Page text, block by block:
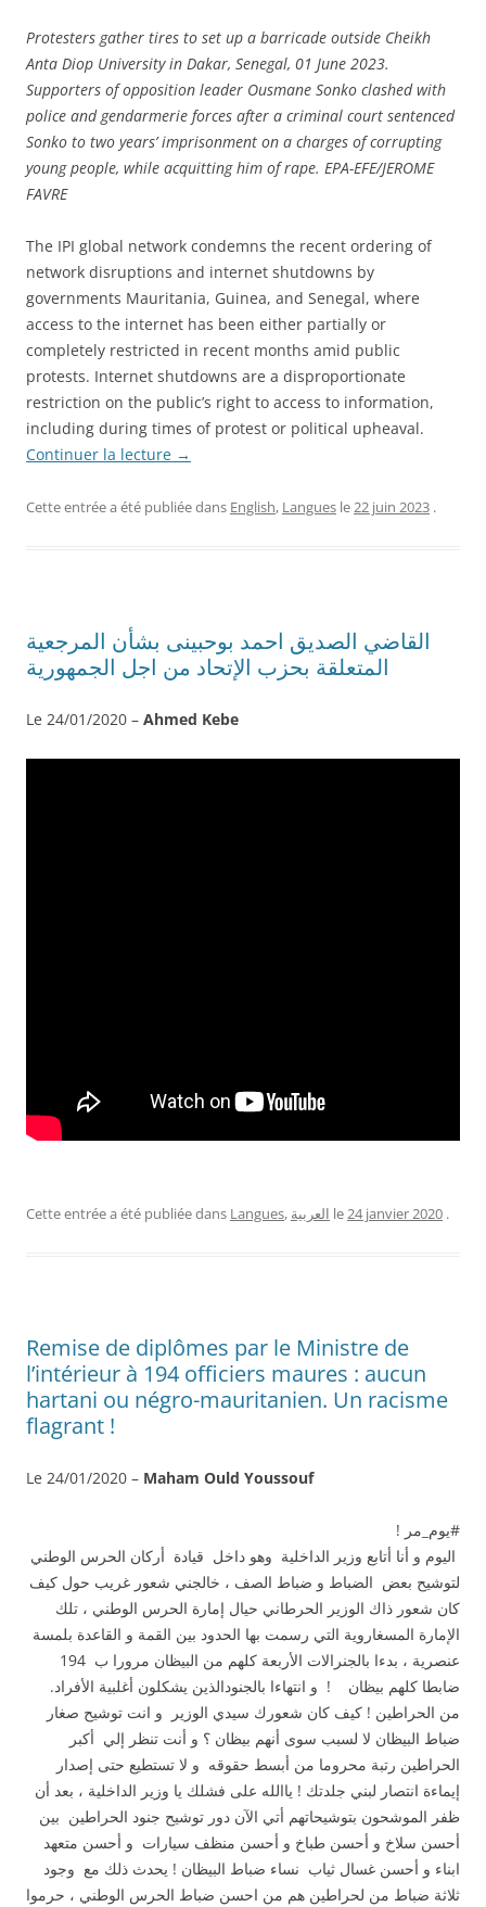
Protesters gather tires to set up a barricade outside Cheikh
Anta Diop University in Dakar, Senegal, 01 June 2023.
Supporters of opposition leader Ousmane Sonko clashed with
police and gendarmerie forces after a criminal court sentenced
Sonko to two years’ imprisonment on a charges of corrupting
young people, while acquitting him of rape. EPA-EFE/JEROME
FAVRE
The IPI global network condemns the recent ordering of
network disruptions and internet shutdowns by
governments Mauritania, Guinea, and Senegal, where
access to the internet has been either partially or
completely restricted in recent months amid public
protests. Internet shutdowns are a disproportionate
restriction on the public’s right to access to information,
including during times of protest or political upheaval.
Continuer la lecture →
Cette entrée a été publiée dans English, Langues le22 juin 2023 .
القاضي الصديق احمد بوحبينى بشأن المرجعية
المتعلقة بحزب الإتحاد من اجل الجمهورية
Le 24/01/2020 – Ahmed Kebe
Cette entrée a été publiée dans Langues, العربية le24 janvier 2020 .
Remise de diplômes par le Ministre de
l’intérieur à 194 officiers maures : aucun
hartani ou négro-mauritanien. Un racisme
flagrant !
Le 24/01/2020 – Maham Ould Youssouf
#يوم_مر !
اليوم و أنا أتابع وزير الداخلية وهو داخل قيادة أركان الحرس الوطني
لتوشيح بعض الضباط و ضباط الصف ، خالجني شعور غريب حول كيف
كان شعور ذاك الوزير الحرطاني حيال إمارة الحرس الوطني ، تلك
الإمارة المسغاروية التي رسمت بها الحدود بين القمة و القاعدة بلمسة
عنصرية ، بدءا بالجنرالات الأربعة كلهم من البيظان مرورا ب 194
ضابطا كلهم بيظان ! و انتهاءا بالجنودالذين يشكلون أغلبية الأفراد.
من الحراطين ! كيف كان شعورك سيدي الوزير و انت توشيح صغار
ضباط البيظان لا لسبب سوى أنهم بيظان ؟ و أنت تنظر إلي أكبر
الحراطين رتبة محروما من أبسط حقوقه و لا تستطيع حتى إصدار
إيماءة انتصار لبني جلدتك ! ياالله على فشلك يا وزير الداخلية ، بعد أن
ظفر الموشحون بتوشيحاتهم أتي الآن دور توشيح جنود الحراطين بين
أحسن سلاخ و أحسن طباخ و أحسن منظف سيارات و أحسن متعهد
ابناء و أحسن غسال ثياب نساء ضباط البيظان ! يحدث ذلك مع وجود
ثلاثة ضباط من لحراطين هم من احسن ضباط الحرس الوطني ، حرموا